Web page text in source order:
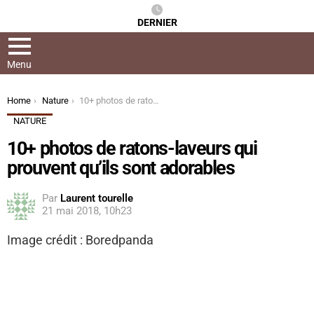
DERNIER
Menu
You are here:
Home Nature
10+ photos de ratons-laveurs qui prouvent qu’ils sont adorables
NATURE
10+ photos de ratons-laveurs qui
prouvent qu’ils sont adorables
Par Laurent tourelle
21 mai 2018, 10h23
Image crédit : Boredpanda